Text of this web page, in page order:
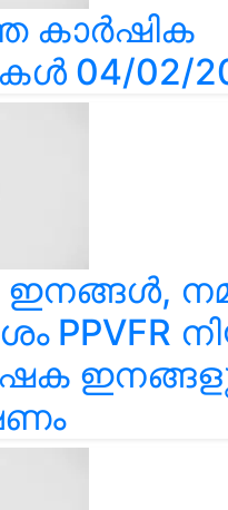
കാർഷിക
04/02/
ഇനങ്ങൾ,
PPVFR